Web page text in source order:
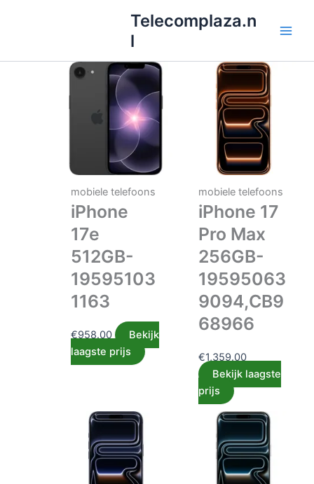
inhoud
Telecomplaza.n
l
mobiele telefoons
iPhone
17e
512GB-
19595103
1163
€958.00
Bekijk
laagste prijs
mobiele telefoons
iPhone 17
Pro Max
256GB-
19595063
9094,CB9
68966
€1,359.00
Bekijk laagste
prijs